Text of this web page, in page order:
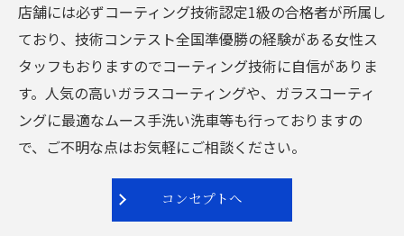
店舗には必ずコーティング技術認定1級の合格者が所属し
ており、技術コンテスト全国準優勝の経験がある女性ス
タッフもおりますのでコーティング技術に自信がありま
す。人気の高いガラスコーティングや、ガラスコーティ
ングに最適なムース手洗い洗車等も行っておりますの
で、ご不明な点はお気軽にご相談ください。
コンセプトへ